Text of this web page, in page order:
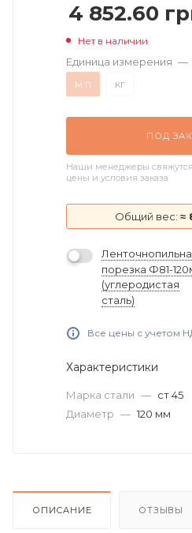
4 852.60
Нет в наличии
Единица измерения —
м.п
кг
ПОД
Наши менеджеры свяжутся
цены и условия заказа
Общий вес: ≈
порезка Ф81-
(углеродистая
сталь)
Все цены с учетом
Характеристики
Марка стали — ст 45
Диаметр — 120 мм
ОПИСАНИЕ ОТЗЫВЫ